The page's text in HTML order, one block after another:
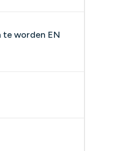
worden EN